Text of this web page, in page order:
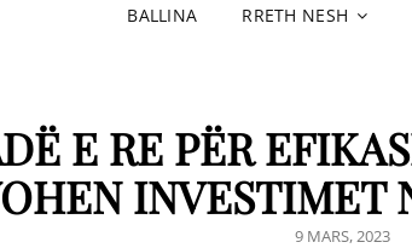
BALLINA RRETH NESH
E RE PËR
INVESTIMET
POSTED
9 MARS, 2023